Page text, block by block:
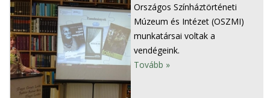
Országos Színháztörténeti
Múzeum és Intézet (OSZMI)
munkatársai voltak a
vendégeink.
Tovább »